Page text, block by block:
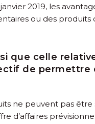
janvier 2019, les
ou des produits
que celle
de
ne peuvent pas
d’affaires